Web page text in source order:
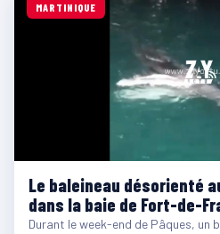
MARTINIQUE
Le baleineau désorienté
dans la baie de Fort-de-
Durant le week-end de Pâques, un